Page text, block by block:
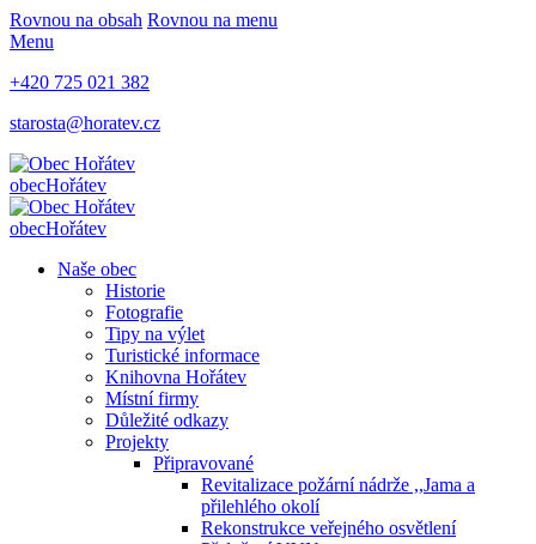
Rovnou na obsah Rovnou na menu
Menu
+420 725 021 382
starosta@horatev.cz
obecHořátev
obecHořátev
Naše obec
Historie
Fotografie
Tipy na výlet
Turistické informace
Knihovna Hořátev
Místní firmy
Důležité odkazy
Projekty
Připravované
Revitalizace požární nádrže ,,Jama a
přilehlého okolí
Rekonstrukce veřejného osvětlení